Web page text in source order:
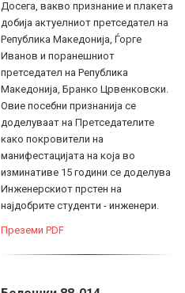
Досега, вакво признание и плакета
добија актуелниот претседател на
Република Македонија, Ѓорге
Иванов и поранешниот
претседател на Република
Македонија, Бранко Црвенковски.
Овие посебни признанија се
доделуваат на Претседателите
како покровители на
манифестацијата на која во
изминативе 15 години се доделува
Инженерскиот прстен на
најдобрите студенти - инженери.
Преземи PDF